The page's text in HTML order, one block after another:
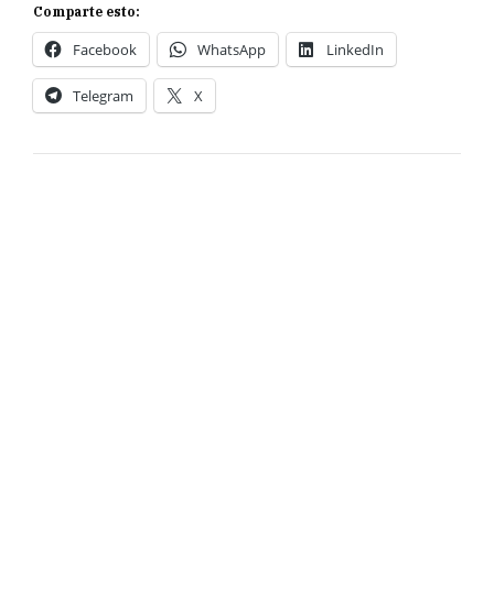
Comparte esto:
Facebook WhatsApp LinkedIn
Telegram X